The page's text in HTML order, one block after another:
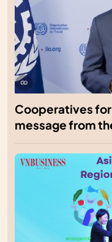
Cooperatives
message from